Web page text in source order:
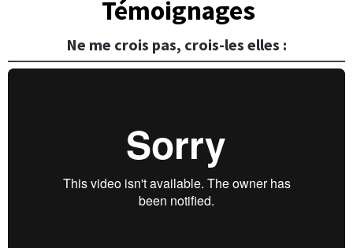
sortir tout ce que je ressentais pour me
reconstruire. Natacha m'a aidé à tout décortiquer. Il
y a eu des séances plus faciles que d'autres c'est sûr.
plus du tout la honte et la culpabilité
su supprimer cette charge mentale qui
La colère a laissé place petit à petit à la
reconnaissance de ce que j'ai construit.